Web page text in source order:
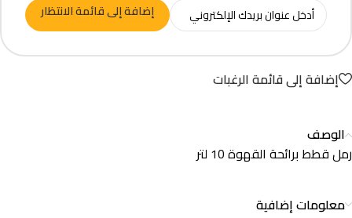
إضافة إلى قائمة الانتظار
إضافة إلى قائمة الرغبات
الوصف
رمل قطط برائحة القهوة 10 لتر
معلومات إضافية